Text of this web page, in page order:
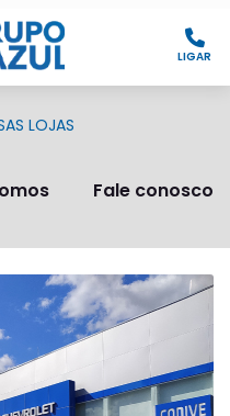
LIGAR
LOJAS
Fale conosco